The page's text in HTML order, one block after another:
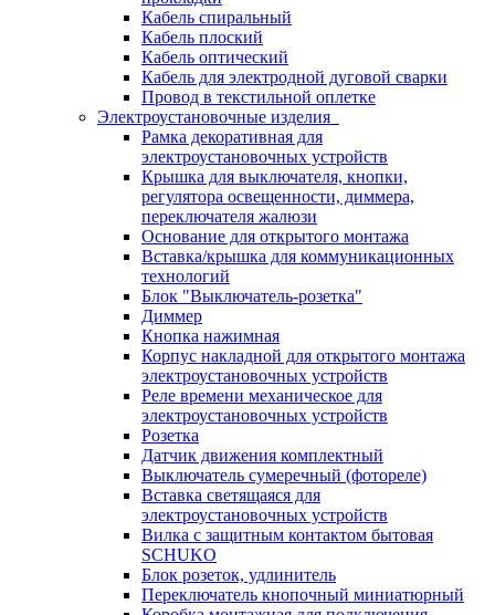
Кабель спиральный
Кабель плоский
Кабель оптический
Кабель для электродной дуговой сварки
Провод в текстильной оплетке
Электроустановочные изделия
Рамка декоративная для
электроустановочных устройств
Крышка для выключателя, кнопки,
регулятора освещенности, диммера,
переключателя жалюзи
Основание для открытого монтажа
Вставка/крышка для коммуникационных
технологий
Блок "Выключатель-розетка"
Диммер
Кнопка нажимная
Корпус накладной для открытого монтажа
электроустановочных устройств
Реле времени механическое для
электроустановочных устройств
Розетка
Датчик движения комплектный
Выключатель сумеречный (фотореле)
Вставка светящаяся для
электроустановочных устройств
Вилка с защитным контактом бытовая
SCHUKO
Блок розеток, удлинитель
Переключатель кнопочный миниатюрный